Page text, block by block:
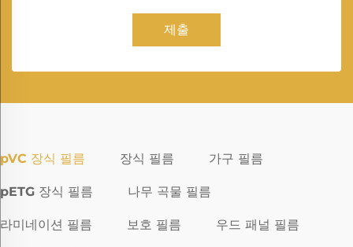
제출
pVC 장식 필름 장식 필름 가구 필름
pETG 장식 필름 나무 곡물 필름
라미네이션 필름 보호 필름 우드 패널 필름